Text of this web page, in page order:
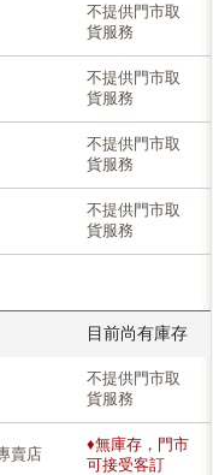
不提供門市取
貨服務
不提供門市取
貨服務
不提供門市取
貨服務
不提供門市取
貨服務
目前尚有庫存
不提供門市取
貨服務
賣店
♦無庫存，門市
可接受客訂